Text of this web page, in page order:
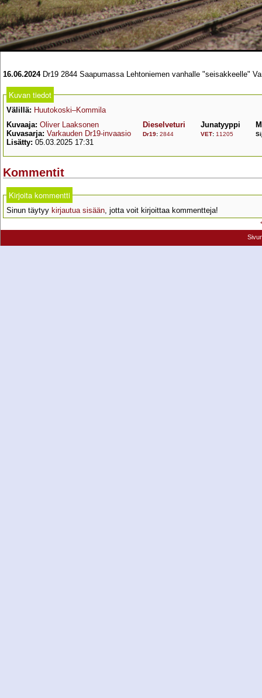
16.06.2024Dr19 2844 Saapumassa Lehtoniemen vanhalle "seisakkeelle"
Kuvan tiedot
Välillä: Huutokoski–Kommila
Kuvaaja: Oliver Laaksonen
Kuvasarja: Varkauden Dr19-invaasio
Lisätty: 05.03.2025 17:31
Dieselveturi
Dr19: 2844
Junatyyppi
VET: 11205
Kommentit
Kirjoita kommentti
Sinun täytyy kirjautua sisään, jotta voit kirjoittaa kommentteja!